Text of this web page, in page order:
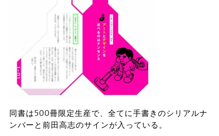
同書は500冊限定生産で、全てに手書きのシリアルナ
ンバーと前田高志のサインが入っている。